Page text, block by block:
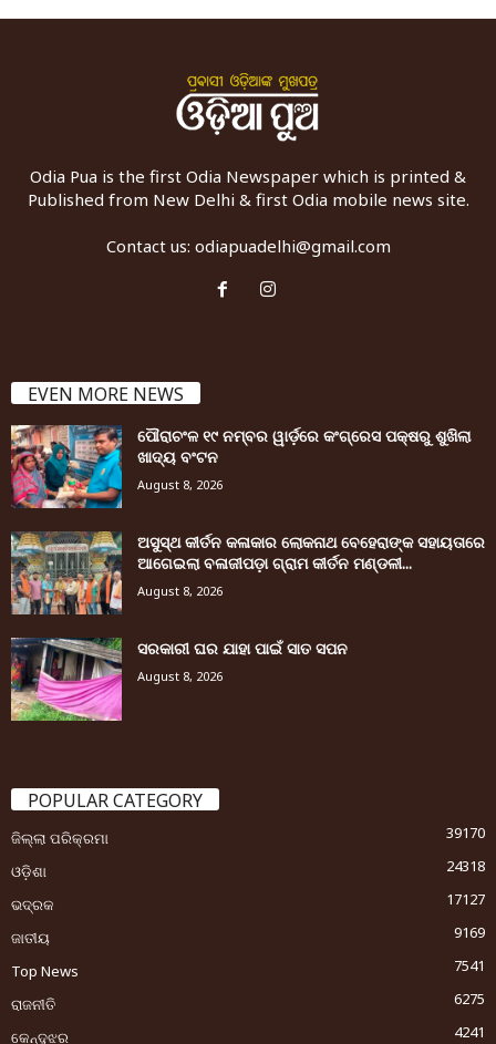
Odia Pua is the first Odia Newspaper which is printed &
Published from New Delhi & first Odia mobile news site.
Contact us: odiapuadelhi@gmail.com
EVEN MORE NEWS
ପୌରାଚଂଳ ୧୯ ନମ୍ବର ୱାର୍ଡ଼ରେ କଂଗ୍ରେସ ପକ୍ଷରୁ ଶୁଖିଲା
ଖାଦ୍ୟ ବଂଟନ
August 8, 2026
ଅସୁସ୍ଥ କୀର୍ତନ କଳାକାର ଲୋକନାଥ ବେହେରାଙ୍କ ସହାୟତାରେ
ଆଗେଇଲା ବଳାଜୀପଡ଼ା ଗ୍ରାମ କୀର୍ତନ ମଣ୍ଡଳୀ...
August 8, 2026
ସରକାରୀ ଘର ଯାହା ପାଇଁ ସାତ ସପନ
August 8, 2026
POPULAR CATEGORY
ଜିଲ୍ଲା ପରିକ୍ରମା
39170
ଓଡ଼ିଶା
24318
ଭଦ୍ରକ
17127
ଜାତୀୟ
9169
Top News
7541
ରାଜନୀତି
6275
କେନ୍ଦୁଝର
4241